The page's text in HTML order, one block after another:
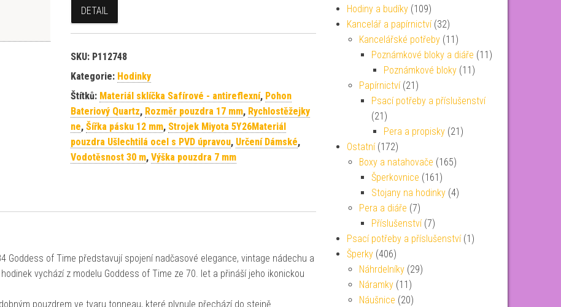
DETAIL
SKU: P112748
Kategorie: Hodinky
Štítků: Materiál sklíčka Safírové - antireflexní, Pohon
Bateriový Quartz, Rozměr pouzdra 17 mm, Rychlostěžejky
ne, Šířka pásku 12 mm, Strojek Miyota 5Y26Materiál
pouzdra Ušlechtilá ocel s PVD úpravou, Určení Dámské,
Vodotěsnost 30 m, Výška pouzdra 7 mm
Goddess of Time představují spojení nadčasové elegance, vintage nádechu a
vychází z modelu Goddess of Time ze 70. let a přináší jeho ikonickou
pouzdrem ve tvaru tonneau, které plynule přechází do stejně
Hodiny a budíky (109)
Kancelář a papírnictví (32)
Kancelářské potřeby (11)
Poznámkové bloky a diáře (11)
Poznámkové bloky (11)
Papírnictví (21)
Psací potřeby a příslušenství
(21)
Pera a propisky (21)
Ostatní (172)
Boxy a natahovače (165)
Šperkovnice (161)
Stojany na hodinky (4)
Pera a diáře (7)
Příslušenství (7)
Psací potřeby a příslušenství (1)
Šperky (406)
Náhrdelníky (29)
Náramky (11)
Náušnice (20)